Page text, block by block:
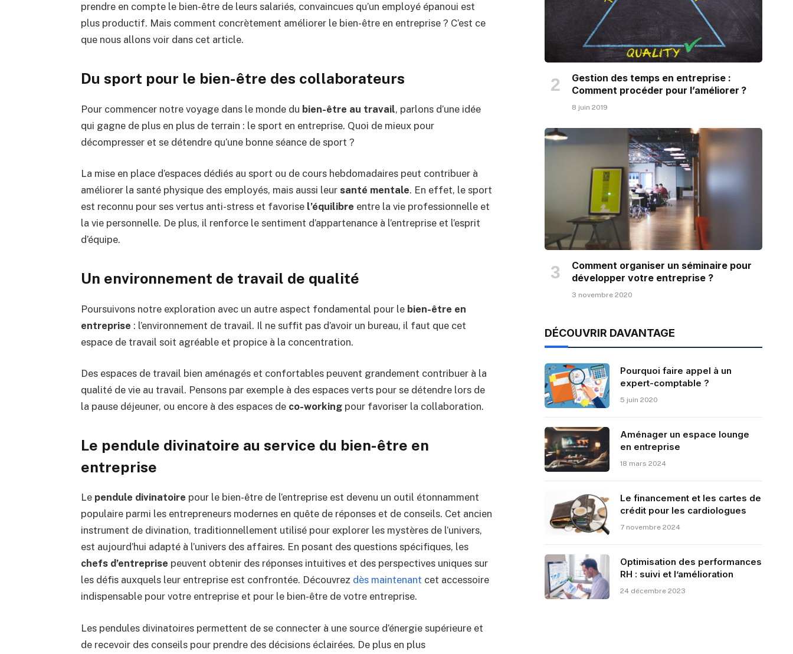
prendre en compte le bien-être de leurs salariés, convaincues qu’un employé épanoui est
plus productif. Mais comment concrètement améliorer le bien-être en entreprise ? C’est ce
que nous allons voir dans cet article.
Du sport pour le bien-être des collaborateurs
Pour commencer notre voyage dans le monde du bien-être au travail, parlons d’une idée
qui gagne de plus en plus de terrain : le sport en entreprise. Quoi de mieux pour
décompresser et se détendre qu’une bonne séance de sport ?
La mise en place d’espaces dédiés au sport ou de cours hebdomadaires peut contribuer à
améliorer la santé physique des employés, mais aussi leur santé mentale. En effet, le sport
est reconnu pour ses vertus anti-stress et favorise l’équilibre entre la vie professionnelle et
la vie personnelle. De plus, il renforce le sentiment d’appartenance à l’entreprise et l’esprit
d’équipe.
Un environnement de travail de qualité
Poursuivons notre exploration avec un autre aspect fondamental pour le bien-être en
entreprise : l’environnement de travail. Il ne suffit pas d’avoir un bureau, il faut que cet
espace de travail soit agréable et propice à la concentration.
Des espaces de travail bien aménagés et confortables peuvent grandement contribuer à la
qualité de vie au travail. Pensons par exemple à des espaces verts pour se détendre lors de
la pause déjeuner, ou encore à des espaces de co-workingpour favoriser la collaboration.
Le pendule divinatoire au service du bien-être en
entreprise
Le pendule divinatoire pour le bien-être de l’entreprise est devenu un outil étonnamment
populaire parmi les entrepreneurs modernes en quête de réponses et de conseils. Cet ancien
instrument de divination, traditionnellement utilisé pour explorer les mystères de l’univers,
est aujourd’hui adapté à l’univers des affaires. En posant des questions spécifiques, les
chefs d’entreprise peuvent obtenir des réponses intuitives et des perspectives uniques sur
les défis auxquels leur entreprise est confrontée. Découvrez dès maintenant cet accessoire
indispensable pour votre entreprise et pour le bien-être de votre entreprise.
Les pendules divinatoires permettent de se connecter à une source d’énergie supérieure et
de recevoir des conseils pour prendre des décisions éclairées. De plus en plus
Gestion des temps en entreprise :
Comment procéder pour l’améliorer ?
8 juin 2019
Comment organiser un séminaire pour
développer votre entreprise ?
3 novembre 2020
DÉCOUVRIR DAVANTAGE
Pourquoi faire appel à un
expert-comptable ?
5 juin 2020
Aménager un espace lounge
en entreprise
18 mars 2024
Le financement et les cartes de
crédit pour les cardiologues
7 novembre 2024
Optimisation des performances
RH : suivi et l’amélioration
24 décembre 2023